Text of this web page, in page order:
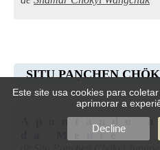
SITU PAṆCHEN
Apontando
da Mente
Este site usa cookies para
aprimorar a
Decline